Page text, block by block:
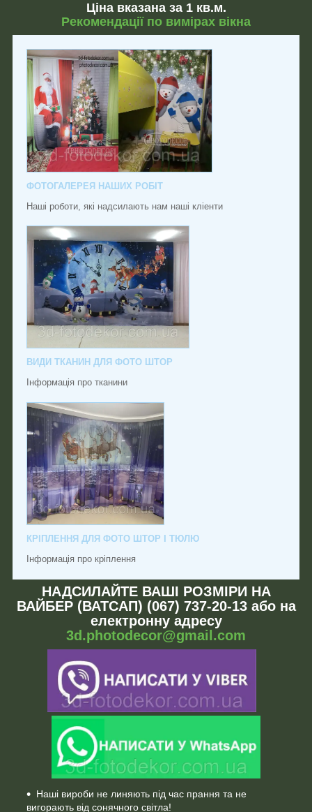
Ціна вказана за 1 кв.м.
Рекомендації по вимірах вікна
ФОТОГАЛЕРЕЯ НАШИХ РОБІТ
Наші роботи, які надсилають нам наші кліенти
ВИДИ ТКАНИН ДЛЯ ФОТО ШТОР
Інформація про тканини
КРІПЛЕННЯ ДЛЯ ФОТО ШТОР І ТЮЛЮ
Інформація про кріплення
НАДСИЛАЙТЕ ВАШІ РОЗМІРИ НА
ВАЙБЕР (ВАТСАП) (067) 737-20-13 або на
електронну адресу
3d.photodecor@gmail.com
Наші вироби не линяють під час прання та не
вигорають від сонячного світла!